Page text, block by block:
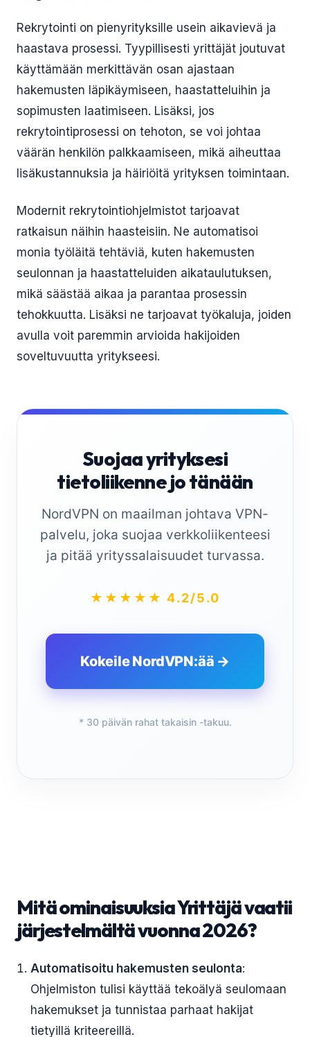
Rekrytointi on pienyrityksille usein aikavievä ja
haastava prosessi. Tyypillisesti yrittäjät joutuvat
käyttämään merkittävän osan ajastaan
hakemusten läpikäymiseen, haastatteluihin ja
sopimusten laatimiseen. Lisäksi, jos
rekrytointiprosessi on tehoton, se voi johtaa
väärän henkilön palkkaamiseen, mikä aiheuttaa
lisäkustannuksia ja häiriöitä yrityksen toimintaan.
Modernit rekrytointiohjelmistot tarjoavat
ratkaisun näihin haasteisiin. Ne automatisoi
monia työläitä tehtäviä, kuten hakemusten
seulonnan ja haastatteluiden aikataulutuksen,
mikä säästää aikaa ja parantaa prosessin
tehokkuutta. Lisäksi ne tarjoavat työkaluja, joiden
avulla voit paremmin arvioida hakijoiden
soveltuvuutta yritykseesi.
Suojaa yrityksesi
tietoliikenne jo tänään
NordVPN on maailman johtava VPN-
palvelu, joka suojaa verkkoliikenteesi
ja pitää yrityssalaisuudet turvassa.
★★★★★ 4.2/5.0
Kokeile NordVPN:ää →
* 30 päivän rahat takaisin -takuu.
Mitä ominaisuuksia Yrittäjä vaatii
järjestelmältä vuonna 2026?
Automatisoitu hakemusten seulonta:
Ohjelmiston tulisi käyttää tekoälyä seulomaan
hakemukset ja tunnistaa parhaat hakijat
tietyillä kriteereillä.